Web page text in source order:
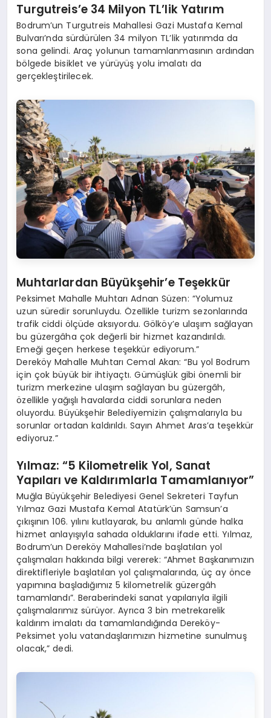
Turgutreis’e 34 Milyon TL’lik Yatırım
Bodrum’un Turgutreis Mahallesi Gazi Mustafa Kemal
Bulvarı’nda sürdürülen 34 milyon TL’lik yatırımda da
sona gelindi. Araç yolunun tamamlanmasının ardından
bölgede bisiklet ve yürüyüş yolu imalatı da
gerçekleştirilecek.
Muhtarlardan Büyükşehir’e Teşekkür
Peksimet Mahalle Muhtarı Adnan Süzen: “Yolumuz
uzun süredir sorunluydu. Özellikle turizm sezonlarında
trafik ciddi ölçüde aksıyordu. Gölköy’e ulaşım sağlayan
bu güzergâha çok değerli bir hizmet kazandırıldı.
Emeği geçen herkese teşekkür ediyorum.”
Dereköy Mahalle Muhtarı Cemal Akan: “Bu yol Bodrum
için çok büyük bir ihtiyaçtı. Gümüşlük gibi önemli bir
turizm merkezine ulaşım sağlayan bu güzergâh,
özellikle yağışlı havalarda ciddi sorunlara neden
oluyordu. Büyükşehir Belediyemizin çalışmalarıyla bu
sorunlar ortadan kaldırıldı. Sayın Ahmet Aras’a teşekkür
ediyoruz.”
Yılmaz: “5 Kilometrelik Yol, Sanat
Yapıları ve Kaldırımlarla Tamamlanıyor”
Muğla Büyükşehir Belediyesi Genel Sekreteri Tayfun
Yılmaz Gazi Mustafa Kemal Atatürk’ün Samsun’a
çıkışının 106. yılını kutlayarak, bu anlamlı günde halka
hizmet anlayışıyla sahada olduklarını ifade etti. Yılmaz,
Bodrum’un Dereköy Mahallesi’nde başlatılan yol
çalışmaları hakkında bilgi vererek: “Ahmet Başkanımızın
direktifleriyle başlatılan yol çalışmalarında, üç ay önce
yapımına başladığımız 5 kilometrelik güzergâh
tamamlandı”. Beraberindeki sanat yapılarıyla ilgili
çalışmalarımız sürüyor. Ayrıca 3 bin metrekarelik
kaldırım imalatı da tamamlandığında Dereköy-
Peksimet yolu vatandaşlarımızın hizmetine sunulmuş
olacak,” dedi.